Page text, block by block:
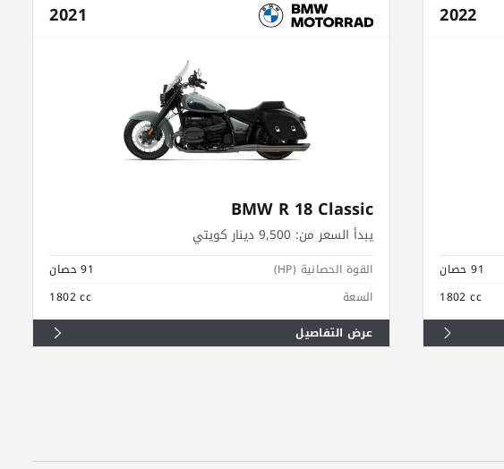
2022
91 حصان
1802 cc
2021
BMW R 18 Classic
يبدأ السعر من:
القوة الحصانية (HP)
91 حصان
السعة
1802 cc
عرض التفاصيل